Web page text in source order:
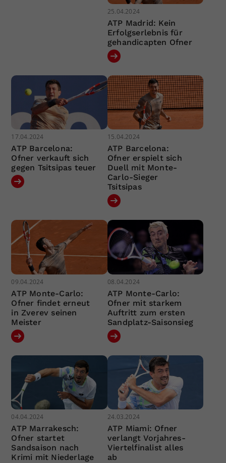
25.04.2024
ATP Madrid: Kein
Erfolgserlebnis für
gehandicapten Ofner
17.04.2024
ATP Barcelona:
Ofner verkauft sich
gegen Tsitsipas teuer
15.04.2024
ATP Barcelona:
Ofner erspielt sich
Duell mit Monte-
Carlo-Sieger
Tsitsipas
09.04.2024
ATP Monte-Carlo:
Ofner findet erneut
in Zverev seinen
Meister
08.04.2024
ATP Monte-Carlo:
Ofner mit starkem
Auftritt zum ersten
Sandplatz-Saisonsieg
04.04.2024
ATP Marrakesch:
Ofner startet
Sandsaison nach
Krimi mit Niederlage
24.03.2024
ATP Miami: Ofner
verlangt Vorjahres-
Viertelfinalist alles
ab